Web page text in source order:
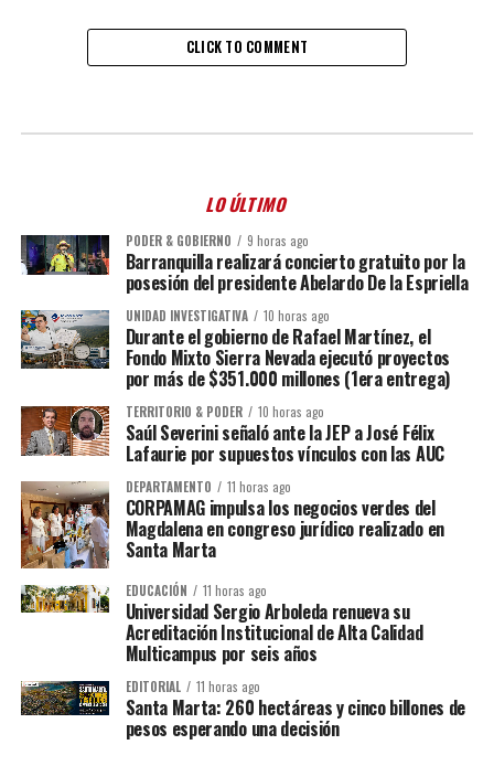
CLICK TO COMMENT
LO ÚLTIMO
PODER & GOBIERNO 9 horas ago
Barranquilla realizará concierto gratuito por la
posesión del presidente Abelardo De la Espriella
UNIDAD INVESTIGATIVA 10 horas ago
Durante el gobierno de Rafael Martínez, el
Fondo Mixto Sierra Nevada ejecutó proyectos
por más de $351.000 millones (1era entrega)
TERRITORIO & PODER 10 horas ago
Saúl Severini señaló ante la JEP a José Félix
Lafaurie por supuestos vínculos con las AUC
DEPARTAMENTO 11 horas ago
CORPAMAG impulsa los negocios verdes del
Magdalena en congreso jurídico realizado en
Santa Marta
EDUCACIÓN 11 horas ago
Universidad Sergio Arboleda renueva su
Acreditación Institucional de Alta Calidad
Multicampus por seis años
EDITORIAL 11 horas ago
Santa Marta: 260 hectáreas y cinco billones de
pesos esperando una decisión